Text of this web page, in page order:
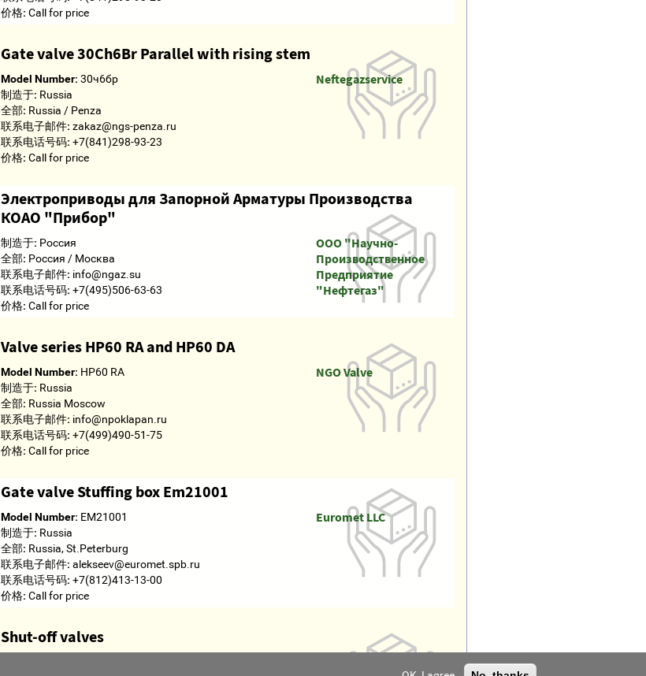
价格: Call for price
Gate valve 30Ch6Br Parallel with rising stem
Model Number: 30ч6бр
制造于: Russia
全部: Russia / Penza
联系电子邮件: zakaz@ngs-penza.ru
联系电话号码: +7(841)298-93-23
价格: Call for price
Neftegazservice
Электроприводы для Запорной Арматуры Производства
КОАО "Прибор"
制造于: Россия
全部: Россия / Москва
联系电子邮件: info@ngaz.su
联系电话号码: +7(495)506-63-63
价格: Call for price
ООО "Научно-
Производственное
Предприятие
"Нефтегаз"
Valve series HP60 RA and HP60 DA
Model Number: HP60 RA
制造于: Russia
全部: Russia Moscow
联系电子邮件: info@npoklapan.ru
联系电话号码: +7(499)490-51-75
价格: Call for price
NGO Valve
Gate valve Stuffing box Em21001
Model Number: ЕМ21001
制造于: Russia
全部: Russia, St.Peterburg
联系电子邮件: alekseev@euromet.spb.ru
联系电话号码: +7(812)413-13-00
价格: Call for price
Euromet LLC
Shut-off valves